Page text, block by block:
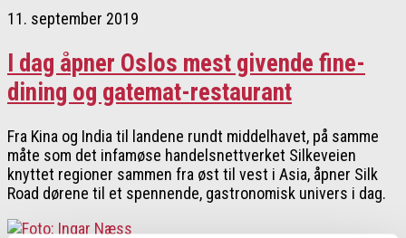
11. september 2019
I dag åpner Oslos mest givende fine-
dining og gatemat-restaurant
Fra Kina og India til landene rundt middelhavet, på samme
måte som det infamøse handelsnettverket Silkeveien
knyttet regioner sammen fra øst til vest i Asia, åpner Silk
Road dørene til et spennende, gastronomisk univers i dag.